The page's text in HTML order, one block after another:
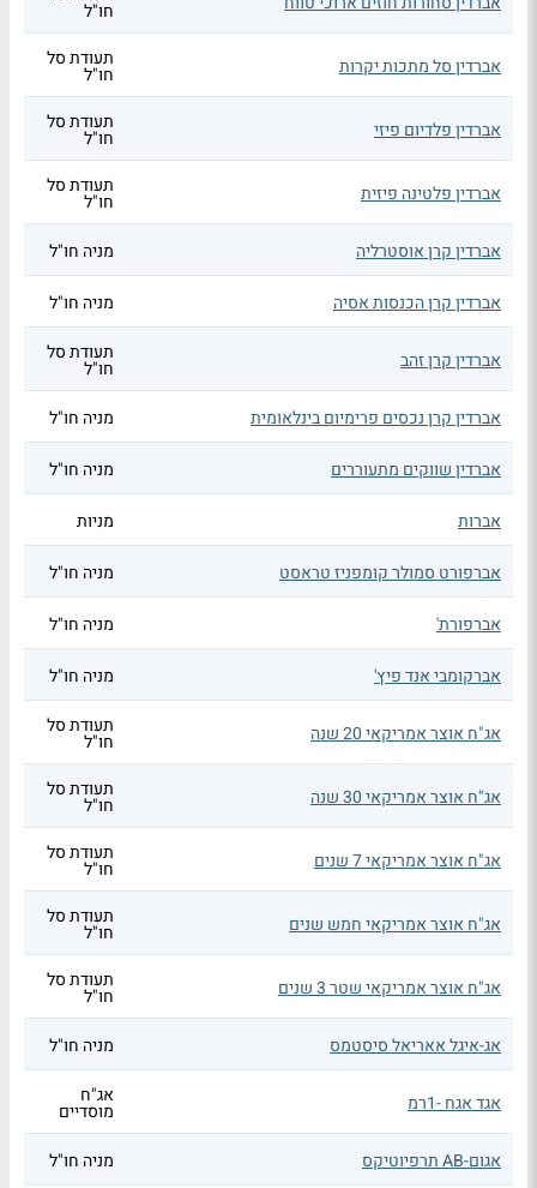
חו"ל
אברדין סל מתכות יקרות תעודת סל
חו"ל
אברדין פלדיום פיזי תעודת סל
חו"ל
אברדין פלטינה פיזית תעודת סל
חו"ל
אברדין קרן אוסטרליה
מניה חו"ל
אברדין קרן הכנסות אסיה מניה חו"ל
אברדין קרן זהב תעודת סל
חו"ל
אברדין קרן נכסים פרימיום בינלאומית
מניה חו"ל
אברדין שווקים מתעוררים מניה חו"ל
אברות מניות
אברפורט סמולר קומפניז טראסט מניה חו"ל
אברפורת' מניה חו"ל
אברקומבי אנד פיץ' מניה חו"ל
אג"ח אוצר אמריקאי 20 שנה תעודת סל
חו"ל
אג"ח אוצר אמריקאי 30 שנה תעודת סל
חו"ל
אג"ח אוצר אמריקאי 7 שנים תעודת סל
חו"ל
אג"ח אוצר אמריקאי חמש שנים תעודת סל
חו"ל
אג"ח אוצר אמריקאי שטר 3 שנים תעודת סל
חו"ל
אג-איגל אאריאל סיסטמס
מניה חו"ל
אגד אגח -1רמ אג"ח
מוסדיים
אגום-AB תרפיוטיקס
מניה חו"ל